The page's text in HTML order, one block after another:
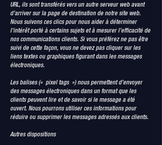
URL, ils sont transférés vers un autre serveur web avant
d’arriver sur la page de destination de notre site web.
Nous suivons ces clics pour nous aider à déterminer
l’intérêt porté à certains sujets et à mesurer l’efficacité de
nos communications clients. Si vous préférez ne pas être
suivi de cette façon, vous ne devez pas cliquer sur les
liens textes ou graphiques figurant dans les messages
électroniques.
Les balises (« pixel tags ») nous permettent d’envoyer
des messages électroniques dans un format que les
clients peuvent lire et de savoir si le message a été
ouvert. Nous pourrons utiliser ces informations pour
réduire ou supprimer les messages adressés aux clients.
Autres dispositions